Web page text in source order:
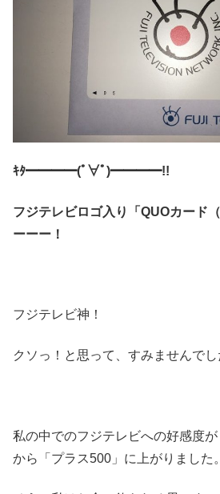
ｷﾀ━━━━(ﾟ∀ﾟ)━━━━!!
フジテレビロゴ入り「QUOカード
ーーー！
フジテレビ神！
クソっ！と思って、すみませんでし
私の中でのフジテレビへの好感度が
から「プラス500」に上がりました。